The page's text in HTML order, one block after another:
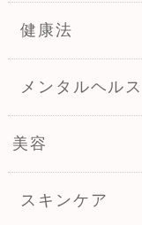
健康法
メンタルヘルス
美容
スキンケア